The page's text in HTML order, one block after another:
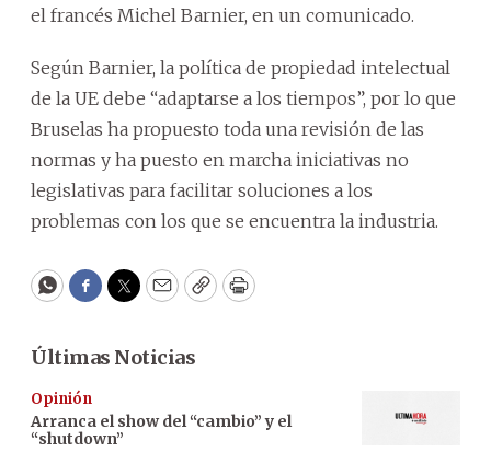
el francés Michel Barnier, en un comunicado.
Según Barnier, la política de propiedad intelectual
de la UE debe “adaptarse a los tiempos”, por lo que
Bruselas ha propuesto toda una revisión de las
normas y ha puesto en marcha iniciativas no
legislativas para facilitar soluciones a los
problemas con los que se encuentra la industria.
WhatsApp
Facebook
Twitter
EmailCopyPrint
Últimas Noticias
Opinión
Arranca el show del “cambio” y el
“shutdown”